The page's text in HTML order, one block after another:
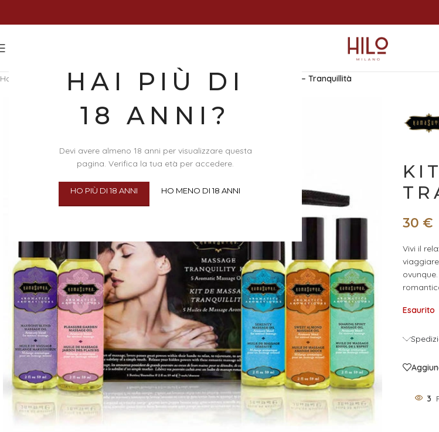
HAI PIÙ DI
18 ANNI?
Devi avere almeno 18 anni per visualizzare questa
pagina. Verifica la tua età per accedere.
HO PIÙ DI 18 ANNI HO MENO DI 18 ANNI
Home Bellezza e Cura del Corpo Massaggi Oli per Massaggi Kit Massaggio – Tranquillità
30 €
Vivi il
Esaurito
3